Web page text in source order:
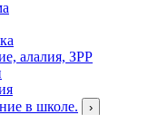
алалия, ЗРР
в школе.
›